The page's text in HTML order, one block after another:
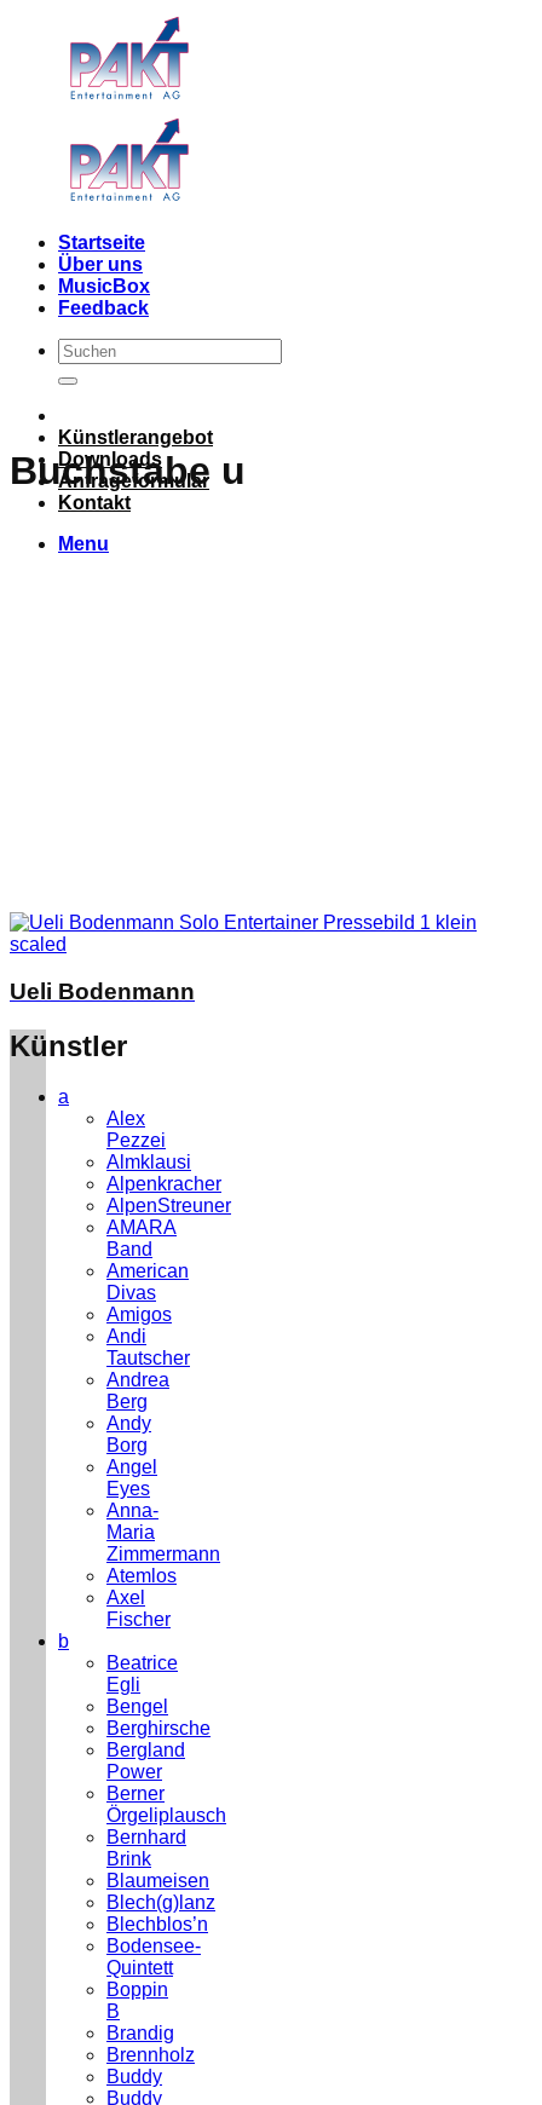
Startseite
Über uns
MusicBox
Feedback
Künstlerangebot
Downloads
Anfrageformular
Kontakt
Menu
Buchstabe u
Ueli Bodenmann
Künstler
a
Alex
Pezzei
Almklausi
Alpenkracher
AlpenStreuner
AMARA
Band
American
Divas
Amigos
Andi
Tautscher
Andrea
Berg
Andy
Borg
Angel
Eyes
Anna-
Maria
Zimmermann
Atemlos
Axel
Fischer
b
Beatrice
Egli
Bengel
Berghirsche
Bergland
Power
Berner
Örgeliplausch
Bernhard
Brink
Blaumeisen
Blech(g)lanz
Blechblos’n
Bodensee-
Quintett
Boppin
B
Brandig
Brennholz
Buddy
Buddy